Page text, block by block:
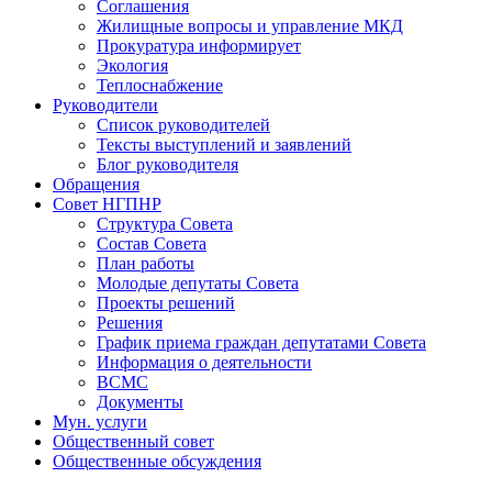
Соглашения
Жилищные вопросы и управление МКД
Прокуратура информирует
Экология
Теплоснабжение
Руководители
Список руководителей
Тексты выступлений и заявлений
Блог руководителя
Обращения
Совет НГПНР
Структура Совета
Состав Совета
План работы
Молодые депутаты Совета
Проекты решений
Решения
График приема граждан депутатами Совета
Информация о деятельности
ВСМС
Документы
Мун. услуги
Общественный совет
Общественные обсуждения